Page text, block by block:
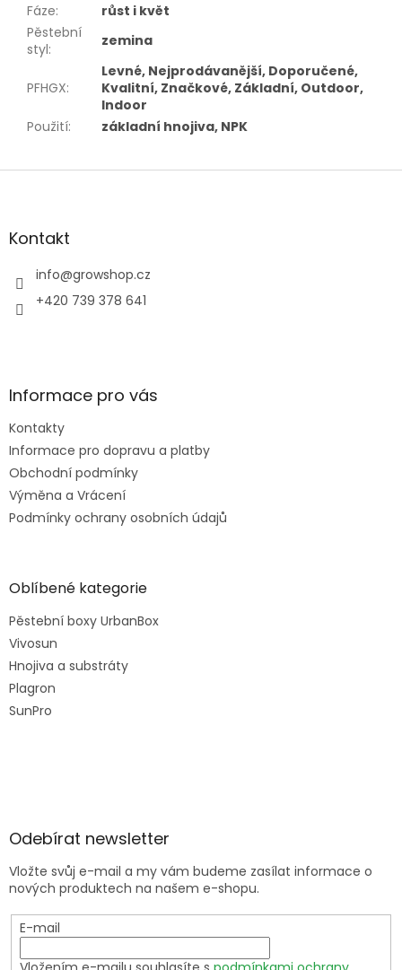
Fáze:
růst i květ
Pěstební
styl: zemina
PFHGX:
Levné, Nejprodávanější, Doporučené,
Kvalitní, Značkové, Základní, Outdoor,
Indoor
Použití: základní hnojiva, NPK
Z
aKontakt
info@growshop.cz
+420 739 378 641
Informace pro vás
Kontakty
Informace pro dopravu a platby
Obchodní podmínky
Výměna a Vrácení
Podmínky ochrany osobních údajů
Oblíbené kategorie
Pěstební boxy UrbanBox
Vivosun
Hnojiva a substráty
Plagron
SunPro
Odebírat newsletter
Vložte svůj e-mail a my vám budeme zasílat informace o
nových produktech na našem e-shopu.
E-mail